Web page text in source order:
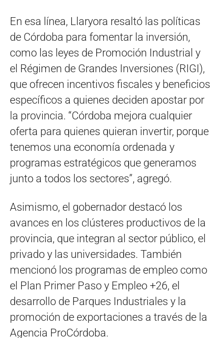
En esa línea, Llaryora resaltó las políticas
de Córdoba para fomentar la inversión,
como las leyes de Promoción Industrial y
el Régimen de Grandes Inversiones (RIGI),
que ofrecen incentivos fiscales y beneficios
específicos a quienes deciden apostar por
la provincia. “Córdoba mejora cualquier
oferta para quienes quieran invertir, porque
tenemos una economía ordenada y
programas estratégicos que generamos
junto a todos los sectores”, agregó.
Asimismo, el gobernador destacó los
avances en los clústeres productivos de la
provincia, que integran al sector público, el
privado y las universidades. También
mencionó los programas de empleo como
el Plan Primer Paso y Empleo +26, el
desarrollo de Parques Industriales y la
promoción de exportaciones a través de la
Agencia ProCórdoba.